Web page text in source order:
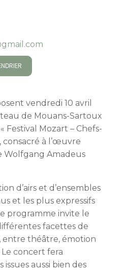
vendredi 10 avril
de Mouans-Sartoux
Mozart – Chefs-
consacré à l’œuvre
Wolfgang Amadeus
d’airs et d’ensembles
et les plus expressifs
programme invite le
facettes de
entre théâtre, émotion
concert fera
aussi bien des